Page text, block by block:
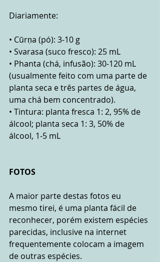
Diariamente:
• Cūrṇa (pó): 3-10 g
• Svarasa (suco fresco): 25 mL
• Phanta (chá, infusão): 30-120 mL
(usualmente feito com uma parte de
planta seca e três partes de água,
uma chá bem concentrado).
• Tintura: planta fresca 1: 2, 95% de
álcool; planta seca 1: 3, 50% de
álcool, 1-5 mL
FOTOS
A maior parte destas fotos eu
mesmo tirei, é uma planta fácil de
reconhecer, porém existem espécies
parecidas, inclusive na internet
frequentemente colocam a imagem
de outras espécies.